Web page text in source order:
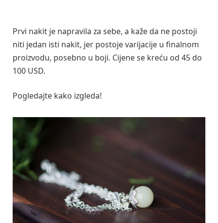
Prvi nakit je napravila za sebe, a kaže da ne postoji
niti jedan isti nakit, jer postoje varijacije u finalnom
proizvodu, posebno u boji. Cijene se kreću od 45 do
100 USD.
Pogledajte kako izgleda!